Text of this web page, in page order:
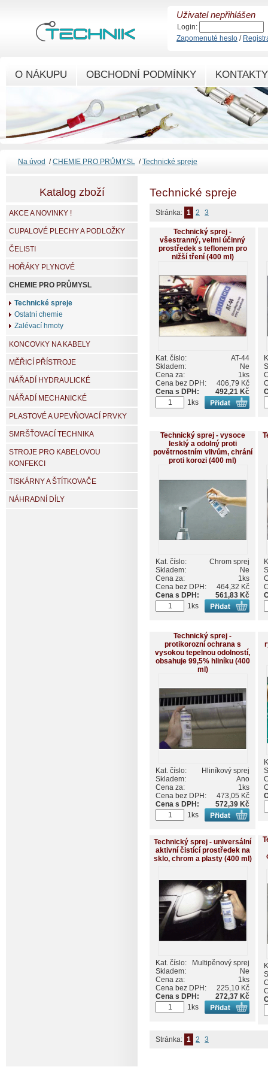
Technické spreje
Stránka: 1 2 3
Technický sprej -
všestranný, velmi účinný
prostředek s teflonem pro
nižší tření (400 ml)
Kat. číslo:
AT-44
Skladem:
Ne
Cena za:
1ks
Cena bez DPH:
406,79 Kč
Cena s DPH:
492,21 Kč
1ks
Technický sprej - vysoce
lesklý a odolný proti
povětrnostním vlivům, chrání
proti korozi (400 ml)
Kat. číslo:
Chrom sprej
Skladem:
Ne
Cena za:
1ks
Cena bez DPH:
464,32 Kč
Cena s DPH:
561,83 Kč
1ks
Technický sprej -
protikorozní ochrana s
vysokou tepelnou odolností,
obsahuje 99,5% hliníku (400
ml)
Kat. číslo:
Hliníkový sprej
Skladem:
Ano
Cena za:
1ks
Cena bez DPH:
473,05 Kč
Cena s DPH:
572,39 Kč
1ks
Technický sprej - universální
aktivní čistící prostředek na
sklo, chrom a plasty (400 ml)
Kat. číslo:
Multipěnový sprej
Skladem:
Ne
Cena za:
1ks
Cena bez DPH:
225,10 Kč
Cena s DPH:
272,37 Kč
1ks
Stránka: 1 2 3
Katalog zboží
AKCE A NOVINKY !
CUPALOVÉ PLECHY A PODLOŽKY
ČELISTI
HOŘÁKY PLYNOVÉ
CHEMIE PRO PRŮMYSL
Technické spreje
Ostatní chemie
Zalévací hmoty
KONCOVKY NA KABELY
MĚŘICÍ PŘÍSTROJE
NÁŘADÍ HYDRAULICKÉ
NÁŘADÍ MECHANICKÉ
PLASTOVÉ A UPEVŇOVACÍ PRVKY
SMRŠŤOVACÍ TECHNIKA
STROJE PRO KABELOVOU
KONFEKCI
TISKÁRNY A ŠTÍTKOVAČE
NÁHRADNÍ DÍLY
Na úvod /CHEMIE PRO PRŮMYSL /Technické spreje
O NÁKUPU OBCHODNÍ PODMÍNKY KONTAKTY
Uživatel nepřihlášen
Login:
Zapomenuté heslo /